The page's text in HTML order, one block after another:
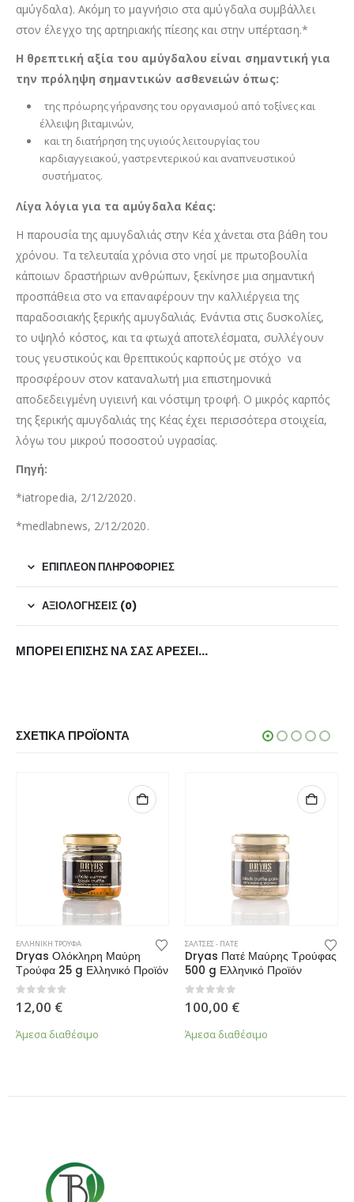
αμύγδαλα). Ακόμη το μαγνήσιο στα αμύγδαλα συμβάλλει
στον έλεγχο της αρτηριακής πίεσης και στην υπέρταση.*
Η θρεπτική αξία του αμύγδαλου είναι σημαντική για
την πρόληψη σημαντικών ασθενειών όπως:
της πρόωρης γήρανσης του οργανισμού από τοξίνες και
έλλειψη βιταμινών,
και τη διατήρηση της υγιούς λειτουργίας του
καρδιαγγειακού, γαστρεντερικού και αναπνευστικού
συστήματος.
Λίγα λόγια για τα αμύγδαλα Κέας:
Η παρουσία της αμυγδαλιάς στην Κέα χάνεται στα βάθη του
χρόνου. Τα τελευταία χρόνια στο νησί με πρωτοβουλία
κάποιων δραστήριων ανθρώπων, ξεκίνησε μια σημαντική
προσπάθεια στο να επαναφέρουν την καλλιέργεια της
παραδοσιακής ξερικής αμυγδαλιάς. Ενάντια στις δυσκολίες,
το υψηλό κόστος, και τα φτωχά αποτελέσματα, συλλέγουν
τους γευστικούς και θρεπτικούς καρπούς με στόχο να
προσφέρουν στον καταναλωτή μια επιστημονικά
αποδεδειγμένη υγιεινή και νόστιμη τροφή. Ο μικρός καρπός
της ξερικής αμυγδαλιάς της Κέας έχει περισσότερα στοιχεία,
λόγω του μικρού ποσοστού υγρασίας.
Πηγή:
*iatropedia, 2/12/2020.
*medlabnews, 2/12/2020.
ΕΠΙΠΛΈΟΝ ΠΛΗΡΟΦΟΡΊΕΣ
ΑΞΙΟΛΟΓΉΣΕΙΣ (0)
ΜΠΟΡΕΊ ΕΠΊΣΗΣ ΝΑ ΣΑΣ ΑΡΈΣΕΙ…
ΣΧΕΤΙΚΆ ΠΡΟΪΌΝΤΑ
ΕΛΛΗΝΙΚΗ ΤΡΟΥΦΑ
Dryas Ολόκληρη Μαύρη
Τρούφα 25 g Ελληνικό Προϊόν
0 από 5
12,00 €
Άμεσα διαθέσιμο
ΣΑΛΤΣΕΣ - ΠΑΤΕ
Dryas Πατέ Μαύρης Τρούφας
500 g Ελληνικό Προϊόν
0 από 5
100,00 €
Άμεσα διαθέσιμο